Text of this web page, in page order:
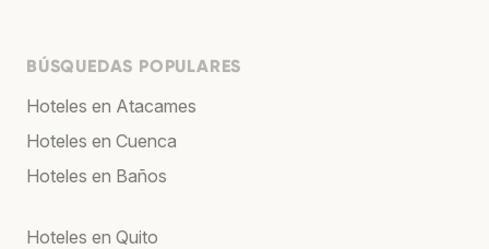
BÚSQUEDAS POPULARES
Hoteles en Atacames
Hoteles en Cuenca
Hoteles en Baños
Hoteles en Quito